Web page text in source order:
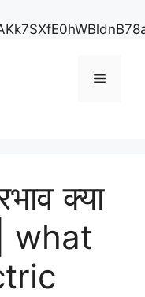
Menu
क्या
| what